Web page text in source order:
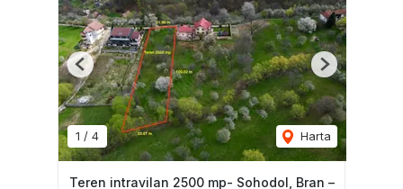
1 / 4 Harta
Previous Next
Teren intravilan 2500 mp- Sohodol, Bran –